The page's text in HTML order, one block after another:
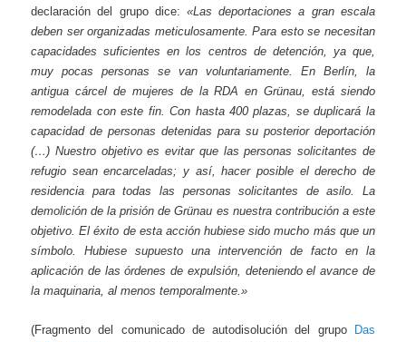
declaración del grupo dice: «Las deportaciones a gran escala
deben ser organizadas meticulosamente. Para esto se necesitan
capacidades suficientes en los centros de detención, ya que,
muy pocas personas se van voluntariamente. En Berlín, la
antigua cárcel de mujeres de la RDA en Grünau, está siendo
remodelada con este fin. Con hasta 400 plazas, se duplicará la
capacidad de personas detenidas para su posterior deportación
(…) Nuestro objetivo es evitar que las personas solicitantes de
refugio sean encarceladas; y así, hacer posible el derecho de
residencia para todas las personas solicitantes de asilo. La
demolición de la prisión de Grünau es nuestra contribución a este
objetivo. El éxito de esta acción hubiese sido mucho más que un
símbolo. Hubiese supuesto una intervención de facto en la
aplicación de las órdenes de expulsión, deteniendo el avance de
la maquinaria, al menos temporalmente.»
(Fragmento del comunicado de autodisolución del grupo
Das